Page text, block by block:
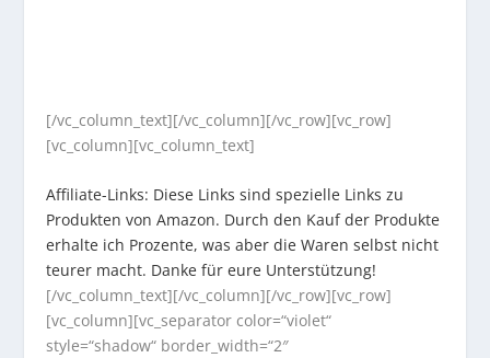
[/vc_column_text][/vc_column][/vc_row][vc_row]
[vc_column][vc_column_text]
Affiliate-Links: Diese Links sind spezielle Links zu
Produkten von Amazon. Durch den Kauf der Produkte
erhalte ich Prozente, was aber die Waren selbst nicht
teurer macht. Danke für eure Unterstützung!
[/vc_column_text][/vc_column][/vc_row][vc_row]
[vc_column][vc_separator color=“violet“
style=“shadow“ border_width=“2″